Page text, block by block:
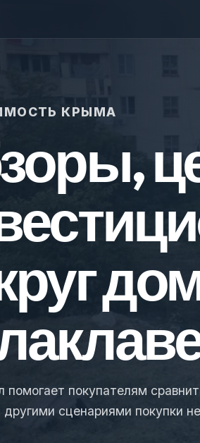
КРЫМА
помогает покупателям
другими сценариями покупки